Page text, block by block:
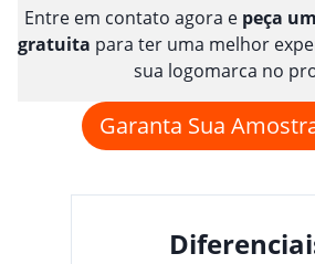
Entre em contato agora e peça
gratuita para ter uma melhor
sua logomarca no
Garanta Sua